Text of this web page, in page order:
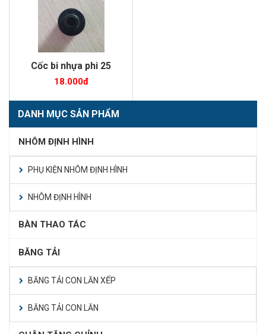
Cốc bi nhựa phi 25
18.000đ
DANH MỤC SẢN PHẨM
NHÔM ĐỊNH HÌNH
PHỤ KIỆN NHÔM ĐỊNH HÌNH
NHÔM ĐỊNH HÌNH
BÀN THAO TÁC
BĂNG TẢI
BĂNG TẢI CON LĂN XẾP
BĂNG TẢI CON LĂN